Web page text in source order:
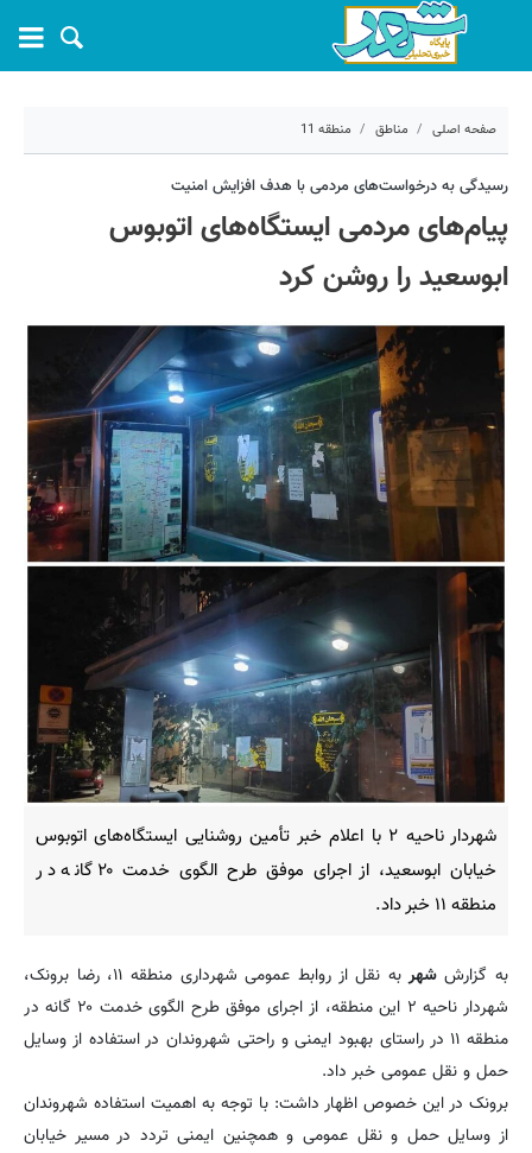
صفحه اصلی مناطق منطقه 11
۱۳ خرداد ۱۴۰۴ - ۰۹:۲۱
کد مطلب: 69139
رسیدگی به درخواست‌های مردمی با هدف افزایش امنیت
پیام‌های مردمی ایستگاه‌های اتوبوس
ابوسعید را روشن کرد
شهردار ناحیه ۲ با اعلام خبر تأمین روشنایی ایستگاه‌های اتوبوس
خیابان ابوسعید، از اجرای موفق طرح الگوی خدمت ۲۰ گانه در
منطقه ۱۱ خبر داد.
به گزارششهر
به نقل از روابط عمومی شهرداری منطقه ۱۱، رضا برونک،
شهردار ناحیه ۲ این منطقه، از
اجرای موفق طرح الگوی خدمت ۲۰ گانه در
منطقه ۱۱
در راستای بهبود ایمنی و راحتی شهروندان در استفاده از وسایل
حمل و نقل عمومی خبر داد.
برونک در این خصوص اظهار داشت: با توجه به اهمیت استفاده شهروندان
از وسایل حمل و نقل عمومی و همچنین ایمنی تردد در مسیر خیابان